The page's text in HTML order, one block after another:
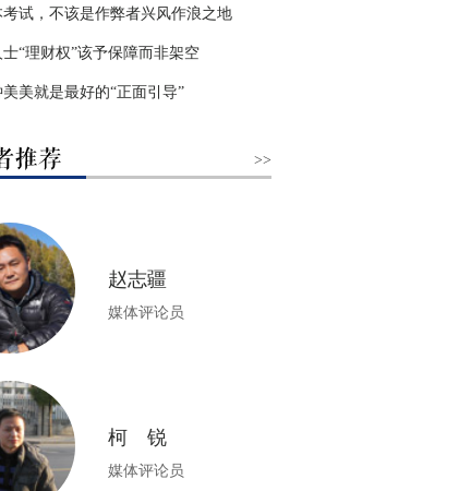
试，不该是作弊者兴风作浪之地
“理财权”该予保障而非架空
美就是最好的“正面引导”
>>
赵志疆
媒体评论员
柯 锐
媒体评论员